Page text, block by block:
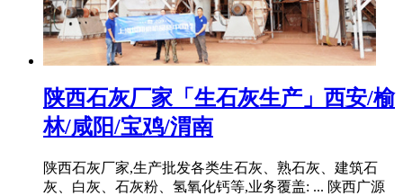
陕西石灰厂家「生石灰生产」西安/榆
林/咸阳/宝鸡/渭南
陕西石灰厂家,生产批发各类生石灰、熟石灰、建筑石
灰、白灰、石灰粉、氢氧化钙等,业务覆盖: ... 陕西广源